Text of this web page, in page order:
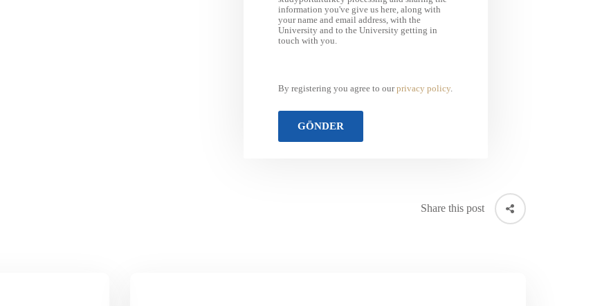
information you've give us here, along with
your name and email address, with the
University and to the University getting in
touch with you.
By registering you agree to ourprivacy policy.
Share this post